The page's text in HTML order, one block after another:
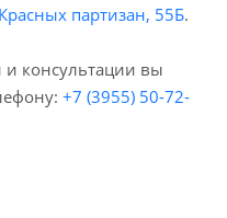
партизан, 55Б.
и консультации вы
+7 (3955) 50-72-